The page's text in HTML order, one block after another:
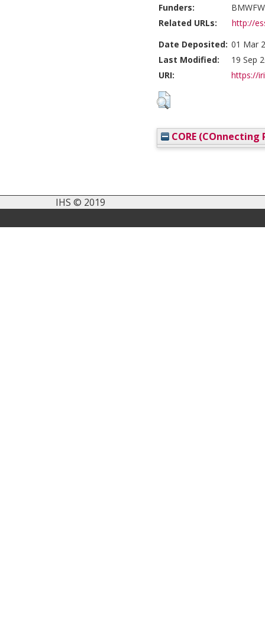
Funders:
Related URLs:
http://
Date Deposited: 01 Mar
Last Modified:
19 Sep
URI:
https://
CORE (COnnecting
IHS © 2019